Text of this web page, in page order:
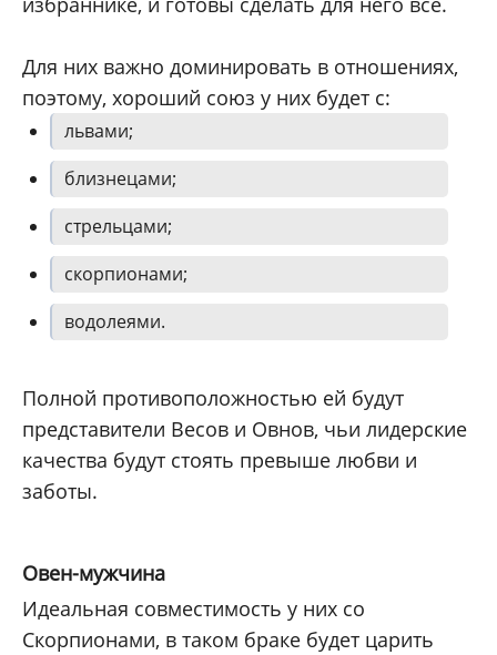
Для них важно доминировать в отношениях,
поэтому, хороший союз у них будет с:
львами;
близнецами;
стрельцами;
скорпионами;
водолеями.
Полной противоположностью ей будут
представители Весов и Овнов, чьи лидерские
качества будут стоять превыше любви и
заботы.
Овен-мужчина
Идеальная совместимость у них со
Скорпионами, в таком браке будет царить